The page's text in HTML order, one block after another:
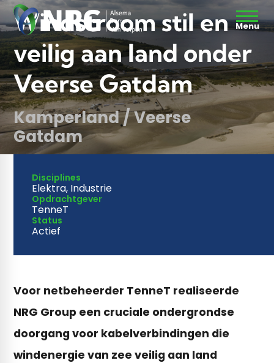
Menu
Windstroom stil en
veilig aan land onder
Veerse Gatdam
Kamperland / Veerse
Gatdam
Voor netbeheerder TenneT realiseerde
NRG Group een cruciale ondergrondse
doorgang voor kabelverbindingen die
windenergie van zee veilig aan land
Disciplines
Elektra, Industrie
Opdrachtgever
TenneT
Status
Actief